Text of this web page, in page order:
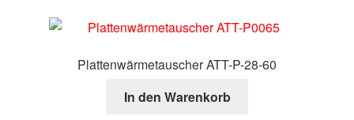
Plattenwärmetauscher ATT-P-28-60
In den Warenkorb